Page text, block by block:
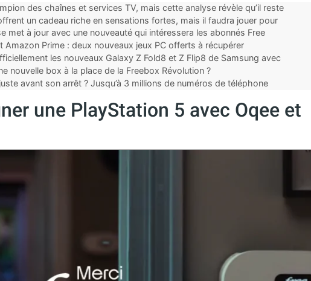
des chaînes et services TV, mais cette analyse révèle qu’il reste
un cadeau riche en sensations fortes, mais il faudra jouer pour
met à jour avec une nouveauté qui intéressera les abonnés Free
...
Amazon Prime : deux nouveaux jeux PC offerts à récupérer
les nouveaux Galaxy Z Fold8 et Z Flip8 de Samsung avec
nouvelle box à la place de la Freebox Révolution ?
avant son arrêt ? Jusqu’à 3 millions de numéros de téléphone
une PlayStation 5 avec Oqee et